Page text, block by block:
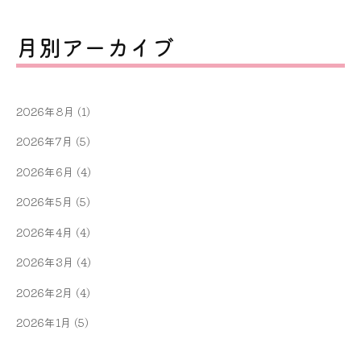
月別アーカイブ
2026年8月 (1)
2026年7月 (5)
2026年6月 (4)
2026年5月 (5)
2026年4月 (4)
2026年3月 (4)
2026年2月 (4)
2026年1月 (5)